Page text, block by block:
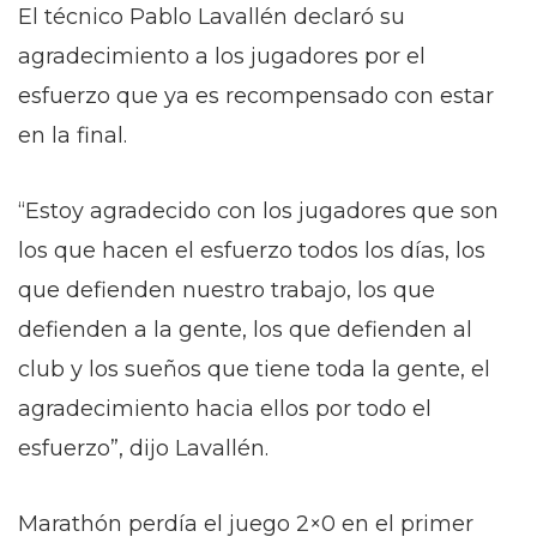
El técnico Pablo Lavallén declaró su
agradecimiento a los jugadores por el
esfuerzo que ya es recompensado con estar
en la final.
“Estoy agradecido con los jugadores que son
los que hacen el esfuerzo todos los días, los
que defienden nuestro trabajo, los que
defienden a la gente, los que defienden al
club y los sueños que tiene toda la gente, el
agradecimiento hacia ellos por todo el
esfuerzo”, dijo Lavallén.
Marathón perdía el juego 2×0 en el primer